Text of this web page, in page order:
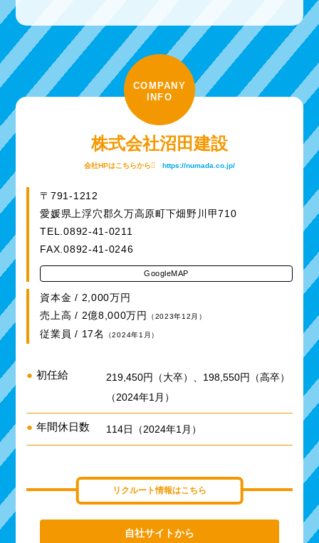
COMPANY
INFO
株式会社沼田建設
会社HPはこちらから https://numada.co.jp/
〒791-1212
愛媛県上浮穴郡久万高原町下畑野川甲710
TEL.0892-41-0211
FAX.0892-41-0246
GoogleMAP
資本金 / 2,000万円
売上高 / 2億8,000万円
（2023年12月）
従業員 / 17名 （2024年1月）
● 初任給
219,450円（大卒）、198,550円（高卒）
（2024年1月）
● 年間休日数 114日（2024年1月）
リクルート情報はこちら
自社サイトから